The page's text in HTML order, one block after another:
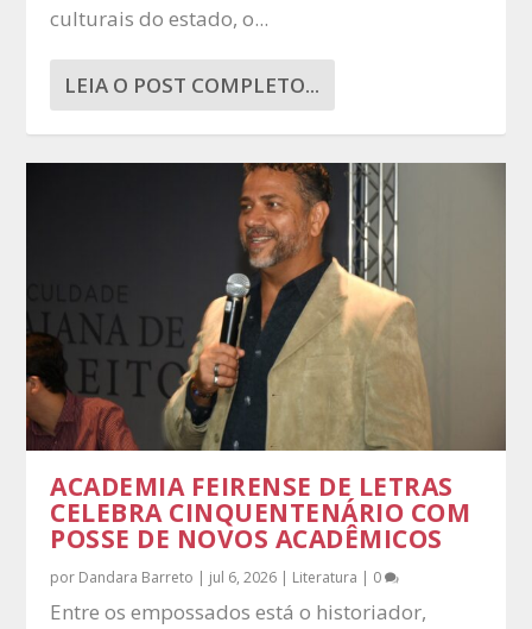
culturais do estado, o...
LEIA O POST COMPLETO...
ACADEMIA FEIRENSE DE LETRAS
CELEBRA CINQUENTENÁRIO COM
POSSE DE NOVOS ACADÊMICOS
por Dandara Barreto | jul 6, 2026 | Literatura | 0
Entre os empossados está o historiador,